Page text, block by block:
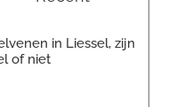
in Liessel, zijn
of niet